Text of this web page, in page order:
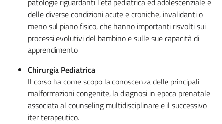
patologie riguardanti l’età pediatrica ed adolescenziale e
delle diverse condizioni acute e croniche, invalidanti o
meno sul piano fisico, che hanno importanti risvolti sui
processi evolutivi del bambino e sulle sue capacità di
apprendimento
Chirurgia Pediatrica
Il corso ha come scopo la conoscenza delle principali
malformazioni congenite, la diagnosi in epoca prenatale
associata al counseling multidisciplinare e il successivo
iter terapeutico.